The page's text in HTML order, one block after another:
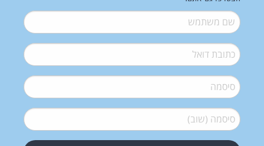
שם משתמש*
דואל*
סיסמה*
סיסמה (שוב)*